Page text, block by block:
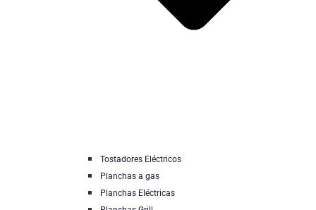
Tostadores Eléctricos
Planchas a gas
Planchas Eléctricas